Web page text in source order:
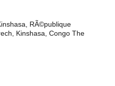
RÃ©publique
Kinshasa, Congo The